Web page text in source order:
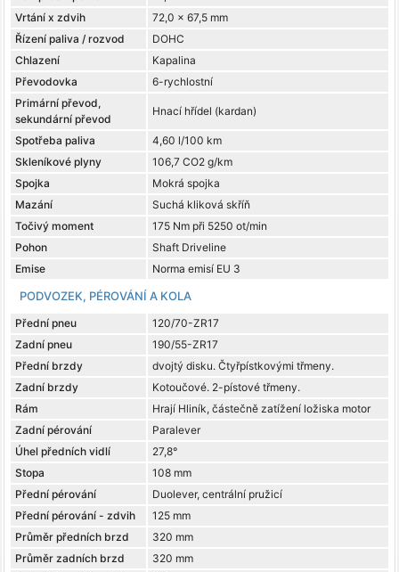
Vrtání x zdvih
72,0 x 67,5 mm
Řízení paliva / rozvod
DOHC
Chlazení
Kapalina
Převodovka
6-rychlostní
Primární převod,
sekundární převod
Hnací hřídel (kardan)
Spotřeba paliva
4,60 l/100 km
Skleníkové plyny
106,7 CO2 g/km
Spojka
Mokrá spojka
Mazání
Suchá kliková skříň
Točivý moment
175 Nm při 5250 ot/min
Pohon
Shaft Driveline
Emise
Norma emisí EU 3
PODVOZEK, PÉROVÁNÍ A KOLA
Přední pneu
120/70-ZR17
Zadní pneu
190/55-ZR17
Přední brzdy
dvojtý disku. Čtyřpístkovými třmeny.
Zadní brzdy
Kotoučové. 2-pístové třmeny.
Rám
Hrají Hliník, částečně zatížení ložiska motor
Zadní pérování
Paralever
Úhel předních vidlí
27,8°
Stopa
108 mm
Přední pérování
Duolever, centrální pružicí
Přední pérování - zdvih
125 mm
Průměr předních brzd
320 mm
Průměr zadních brzd
320 mm